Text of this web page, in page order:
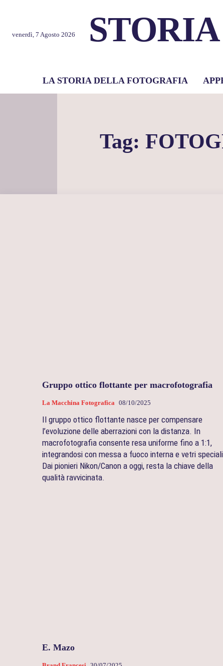
venerdì, 7 Agosto 2026
LA STORIA DELLA FOTOGRAFIA
Tag:
Gruppo ottico flottante per macrofotografia
La Macchina Fotografica 08/10/2025
Il gruppo ottico flottante nasce per compensare
l’evoluzione delle aberrazioni con la distanza. In
macrofotografia consente resa uniforme fino a 1:1,
integrandosi con messa a fuoco interna e vetri
Dai pionieri Nikon/Canon a oggi, resta la chiave della
qualità ravvicinata.
E. Mazo